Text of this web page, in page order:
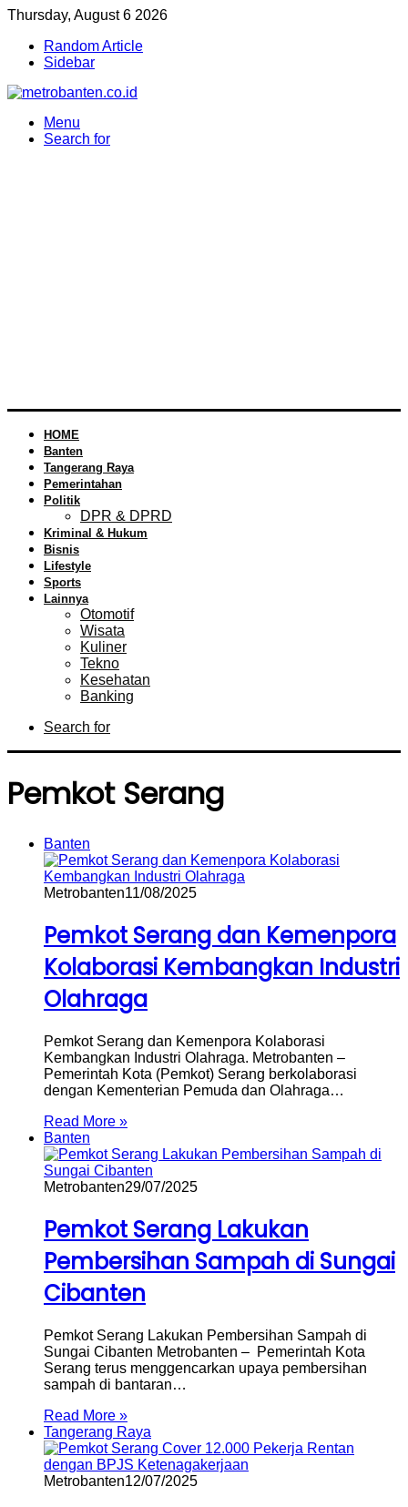
Thursday, August 6 2026
Random Article
Sidebar
Menu
Search for
HOME
Banten
Tangerang Raya
Pemerintahan
Politik
DPR & DPRD
Kriminal & Hukum
Bisnis
Lifestyle
Sports
Lainnya
Otomotif
Wisata
Kuliner
Tekno
Kesehatan
Banking
Search for
Pemkot Serang
Banten
Metrobanten11/08/2025
Pemkot Serang dan Kemenpora
Kolaborasi Kembangkan Industri
Olahraga
Pemkot Serang dan Kemenpora Kolaborasi
Kembangkan Industri Olahraga. Metrobanten –
Pemerintah Kota (Pemkot) Serang berkolaborasi
dengan Kementerian Pemuda dan Olahraga…
Read More »
Banten
Metrobanten29/07/2025
Pemkot Serang Lakukan
Pembersihan Sampah di Sungai
Cibanten
Pemkot Serang Lakukan Pembersihan Sampah di
Sungai Cibanten Metrobanten – Pemerintah Kota
Serang terus menggencarkan upaya pembersihan
sampah di bantaran…
Read More »
Tangerang Raya
Metrobanten12/07/2025